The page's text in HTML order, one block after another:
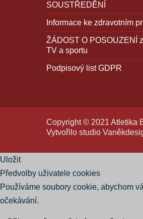
SOUSTŘEDĚNÍ
Informace ke zdravotním
ŽÁDOST O POSOUZENÍ
TV a sportu
Podpisový list GDPR
Copyright © 2021 Atletika
Vytvořilo studio
Uložit
Předvolby uživatele cookies
Používáme soubory cookie, abychom
očekávání.